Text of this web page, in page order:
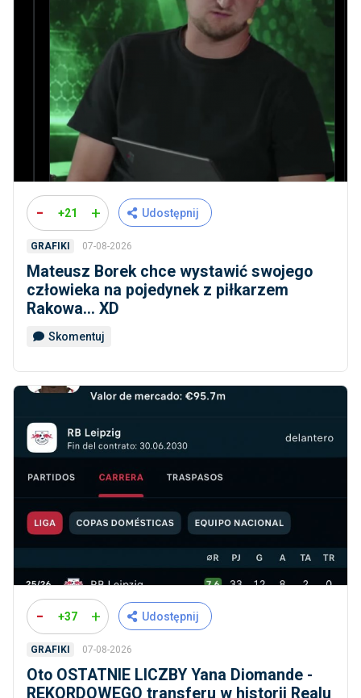
- +21 + Udostępnij
GRAFIKI 07-08-2026
Mateusz Borek chce wystawić swojego
człowieka na pojedynek z piłkarzem
Rakowa... XD
Skomentuj
- +37 + Udostępnij
GRAFIKI 07-08-2026
Oto OSTATNIE LICZBY Yana Diomande -
REKORDOWEGO transferu w historii Realu